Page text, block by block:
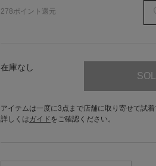
278ポイント還元
在庫なし
アイテムは一度に3点まで店舗に取り寄せて試着
詳しくはガイド をご確認ください。